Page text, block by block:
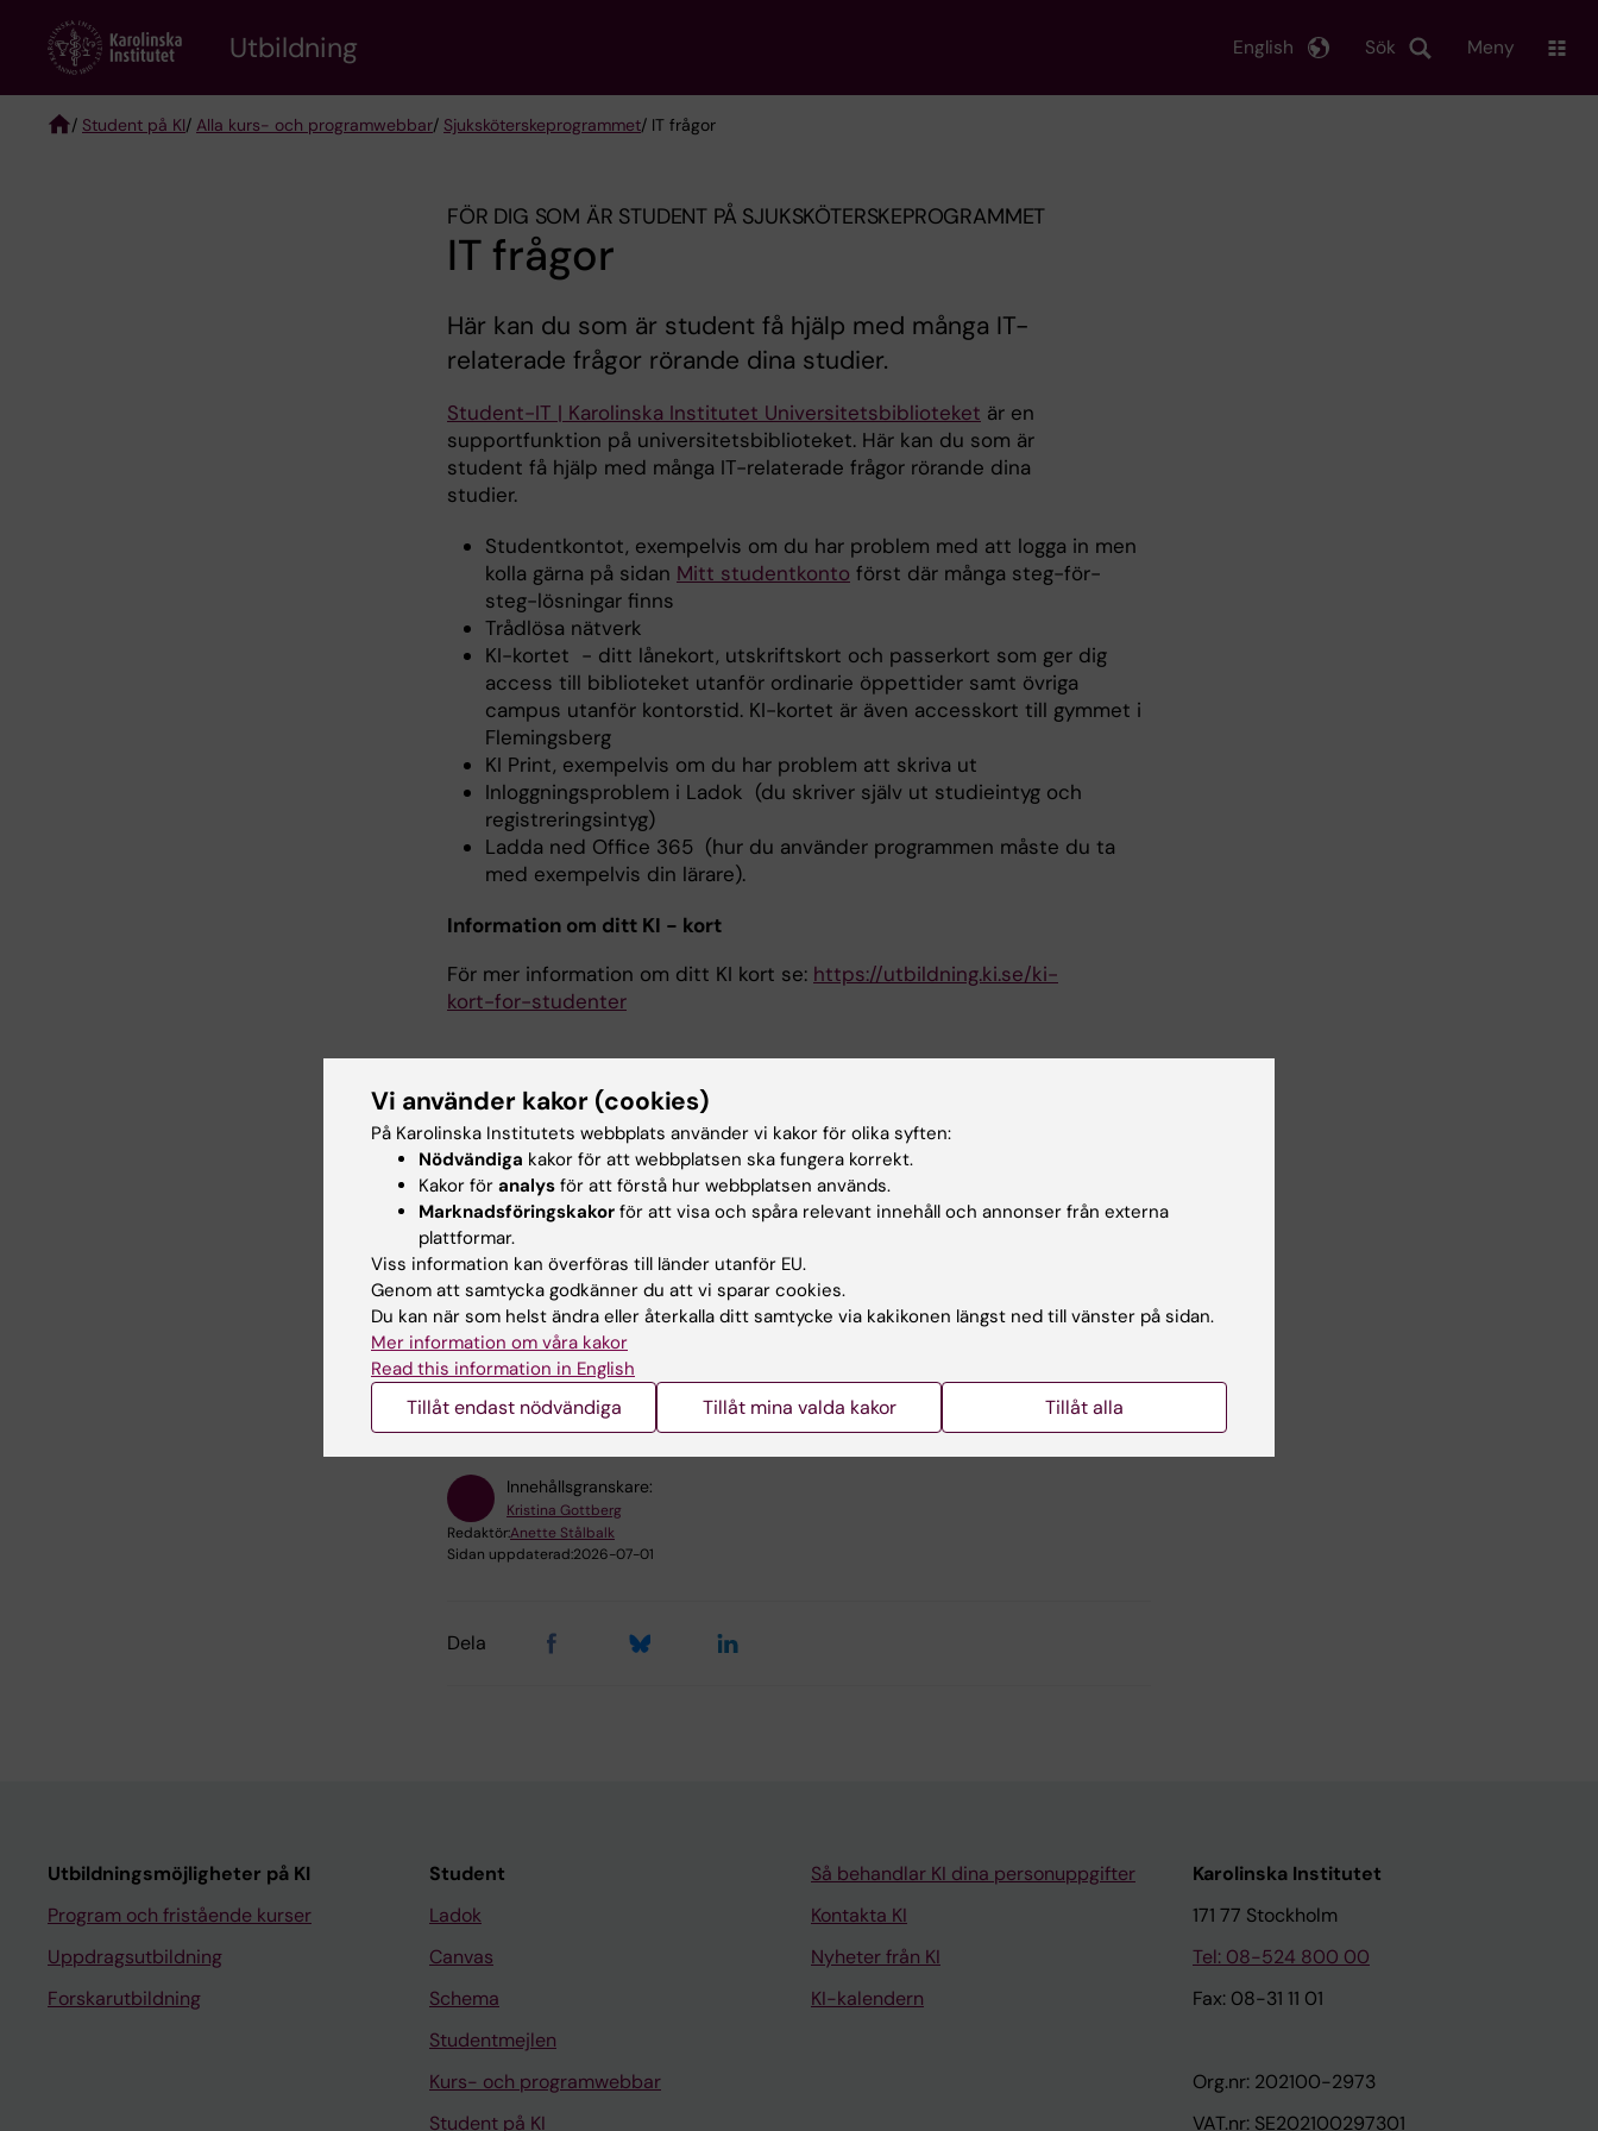
content
Utbildning Sök
English Meny
/ Student på KI/ Alla kurs- och programwebbar/ Sjuksköterske­programmet/ IT frågor
FÖR DIG SOM ÄR STUDENT PÅ SJUKSKÖTERSKE­PROGRAMMET
IT frågor
Här kan du som är student få hjälp med många IT-
relaterade frågor rörande dina studier.
Student-IT | Karolinska Institutet Universitetsbiblioteket är en
supportfunktion på universitetsbiblioteket. Här kan du som är
student få hjälp med många IT-relaterade frågor rörande dina
studier.
Studentkontot, exempelvis om du har problem med att logga in men
kolla gärna på sidan Mitt studentkonto först där många steg-för-
steg-lösningar finns
Trådlösa nätverk
KI-kortet - ditt lånekort, utskriftskort och passerkort som ger dig
access till biblioteket utanför ordinarie öppettider samt övriga
campus utanför kontorstid. KI-kortet är även accesskort till gymmet i
Flemingsberg
KI Print, exempelvis om du har problem att skriva ut
Inloggningsproblem i Ladok (du skriver själv ut studieintyg och
registreringsintyg)
Ladda ned Office 365 (hur du använder programmen måste du ta
med exempelvis din lärare).
Information om ditt KI - kort
För mer information om ditt KI kort se: https://utbildning.ki.se/ki-
kort-for-studenter
Student-it
Öppet: 08.00-16.00
Telefon: 08-524 822 22
E-post: studentit@ki.se
Studentfrågor
För avvikande öppettider se:
oppettider/student-it
Hade du nytta av informationen på denna sida?
Innehållsgranskare:
Kristina Gottberg
Redaktör:Anette Stålbalk
Sidan uppdaterad:2026-07-01
Dela
Utbildningsmöjligheter på KI
Program och fristående kurser
Uppdragsutbildning
Forskarutbildning
Student
Ladok
Canvas
Schema
Studentmejlen
Kurs- och programwebbar
Student på KI
Så behandlar KI dina personuppgifter
Kontakta KI
Nyheter från KI
KI-kalendern
Karolinska Institutet
171 77 Stockholm
Tel: 08-524 800 00
Fax: 08-31 11 01
Org.nr: 202100-2973
VAT.nr: SE202100297301
Vi använder kakor (cookies)
På Karolinska Institutets webbplats använder vi kakor för olika syften:
Nödvändiga kakor för att webbplatsen ska fungera korrekt.
Kakor för analys för att förstå hur webbplatsen används.
Marknadsföringskakor för att visa och spåra relevant innehåll och annonser från externa
plattformar.
Viss information kan överföras till länder utanför EU.
Genom att samtycka godkänner du att vi sparar cookies.
Du kan när som helst ändra eller återkalla ditt samtycke via kakikonen längst ned till vänster på sidan.
Mer information om våra kakor
Read this information in English
Tillåt endast nödvändiga Tillåt mina valda kakor Tillåt alla